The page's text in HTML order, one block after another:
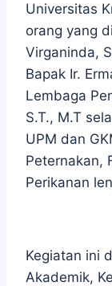
Universitas
orang yang
Virganinda,
Bapak Ir.
Lembaga
S.T., M.T
UPM dan
Peternakan,
Perikanan
Kegiatan ini
Akademik,